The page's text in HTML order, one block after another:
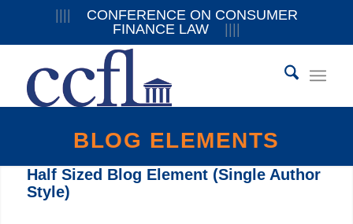
CONFERENCE ON CONSUMER
FINANCE LAW
BLOG ELEMENTS
Half Sized Blog Element (Single Author
Style)